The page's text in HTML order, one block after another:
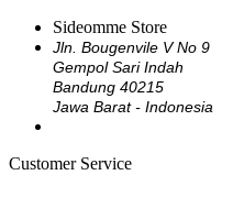
Sideomme Store
Jln. Bougenvile V No 9
Gempol Sari Indah
Bandung 40215
Jawa Barat - Indonesia
Customer Service